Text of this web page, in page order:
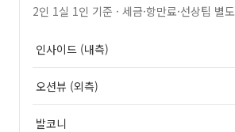
2인 1실 1인 기준 · 세금·항만료·선상팁 별도
인사이드 (내측)
오션뷰 (외측)
발코니